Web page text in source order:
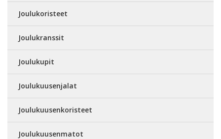
Joulukoristeet
Joulukranssit
Joulukupit
Joulukuusenjalat
Joulukuusenkoristeet
Joulukuusenmatot